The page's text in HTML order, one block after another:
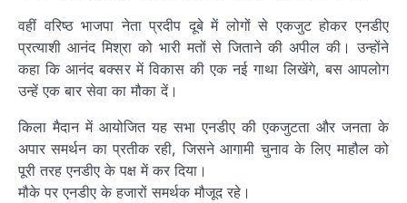
वहीं वरिष्ठ भाजपा नेता प्रदीप दूबे में लोगों से एकजुट होकर एनडीए
प्रत्याशी आनंद मिश्रा को भारी मतों से जिताने की अपील की। उन्होंने
कहा कि आनंद बक्सर में विकास की एक नई गाथा लिखेंगे, बस आपलोग
उन्हें एक बार सेवा का मौका दें।
किला मैदान में आयोजित यह सभा एनडीए की एकजुटता और जनता के
अपार समर्थन का प्रतीक रही, जिसने आगामी चुनाव के लिए माहौल को
पूरी तरह एनडीए के पक्ष में कर दिया।
मौके पर एनडीए के हजारों समर्थक मौजूद रहे।